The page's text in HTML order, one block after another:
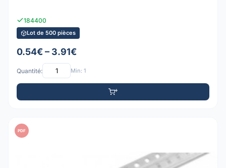
184400
Lot de 500 pièces
0.54€ – 3.91€
Quantité: Min: 1
PDF